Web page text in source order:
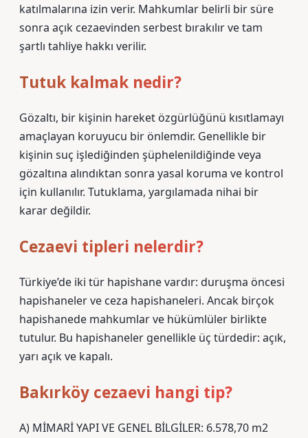
katılmalarına izin verir. Mahkumlar belirli bir süre
sonra açık cezaevinden serbest bırakılır ve tam
şartlı tahliye hakkı verilir.
Tutuk kalmak nedir?
Gözaltı, bir kişinin hareket özgürlüğünü kısıtlamayı
amaçlayan koruyucu bir önlemdir. Genellikle bir
kişinin suç işlediğinden şüphelenildiğinde veya
gözaltına alındıktan sonra yasal koruma ve kontrol
için kullanılır. Tutuklama, yargılamada nihai bir
karar değildir.
Cezaevi tipleri nelerdir?
Türkiye’de iki tür hapishane vardır: duruşma öncesi
hapishaneler ve ceza hapishaneleri. Ancak birçok
hapishanede mahkumlar ve hükümlüler birlikte
tutulur. Bu hapishaneler genellikle üç türdedir: açık,
yarı açık ve kapalı.
Bakırköy cezaevi hangi tip?
A) MİMARİ YAPI VE GENEL BİLGİLER: 6.578,70 m2